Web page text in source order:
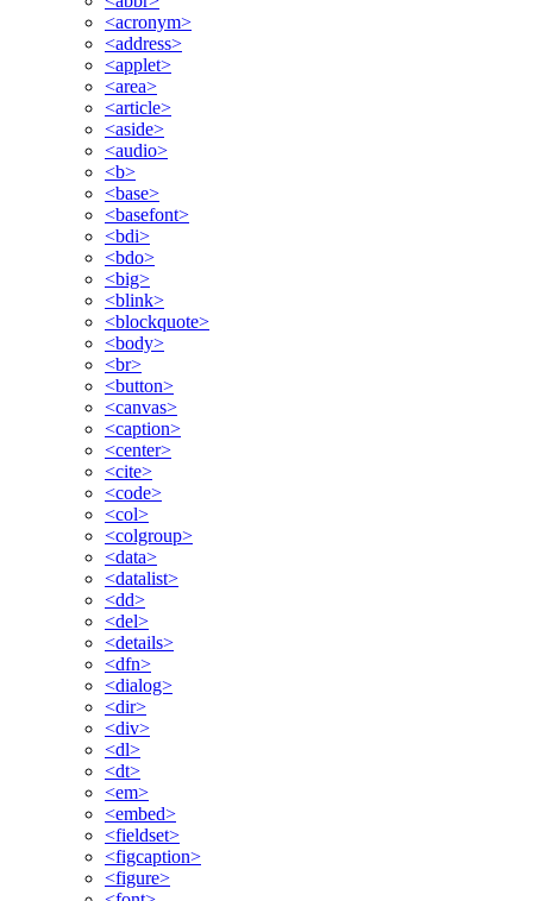
<acronym>
<address>
<applet>
<area>
<article>
<aside>
<audio>
<b>
<base>
<basefont>
<bdi>
<bdo>
<big>
<blink>
<blockquote>
<body>
<br>
<button>
<canvas>
<caption>
<center>
<cite>
<code>
<col>
<colgroup>
<data>
<datalist>
<dd>
<del>
<details>
<dfn>
<dialog>
<dir>
<div>
<dl>
<dt>
<em>
<embed>
<fieldset>
<figcaption>
<figure>